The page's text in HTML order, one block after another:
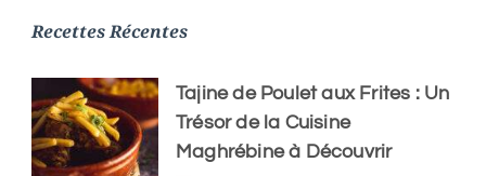
Recettes Récentes
Tajine de Poulet aux Frites : Un
Trésor de la Cuisine
Maghrébine à Découvrir